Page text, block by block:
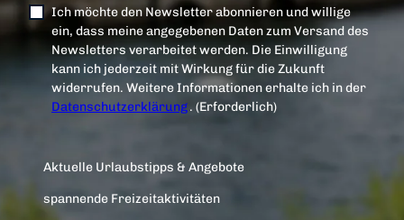
Ich möchte den Newsletter abonnieren und willige
ein, dass meine angegebenen Daten zum Versand des
Newsletters verarbeitet werden. Die Einwilligung
kann ich jederzeit mit Wirkung für die Zukunft
widerrufen. Weitere Informationen erhalte ich in der
Datenschutzerklärung.(Erforderlich)
Aktuelle Urlaubstipps & Angebote
spannende Freizeitaktivitäten